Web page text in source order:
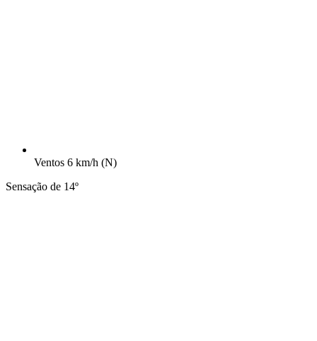
Ventos 6 km/h (N)
Sensação de 14º